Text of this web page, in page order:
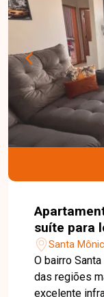
privilegiada.
este imóvel!
suíte para
Mônica em
Santa
O bairro
das regiões
excelente